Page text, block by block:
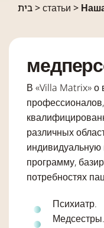
בית>статьи >
В «Villa Matrix» о
различных
программу,
потребностях
Психиатр.
Медсестры.